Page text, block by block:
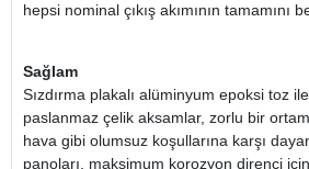
hepsi nominal çıkış akımının tamamını
Sağlam
Sızdırma plakalı alüminyum epoksi toz
paslanmaz çelik aksamlar, zorlu bir
hava gibi olumsuz koşullarına karşı
panoları, maksimum korozyon direnci